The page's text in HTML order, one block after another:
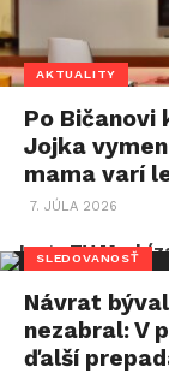
AKTUALITY
Po Bičanovi
Jojka
mama varí
7. JÚLA 2026
SLEDOVANOSŤ
Návrat
nezabral: V
ďalší